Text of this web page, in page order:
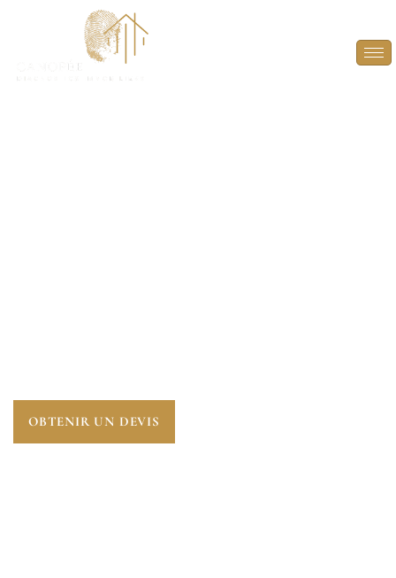
OBTENIR UN DEVIS